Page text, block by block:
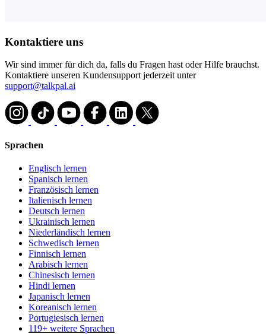
Kontaktiere uns
Wir sind immer für dich da, falls du Fragen hast oder Hilfe brauchst.
Kontaktiere unseren Kundensupport jederzeit unter
support@talkpal.ai
Sprachen
Englisch lernen
Spanisch lernen
Französisch lernen
Italienisch lernen
Deutsch lernen
Ukrainisch lernen
Niederländisch lernen
Schwedisch lernen
Finnisch lernen
Arabisch lernen
Chinesisch lernen
Hindi lernen
Japanisch lernen
Koreanisch lernen
Portugiesisch lernen
119+ weitere Sprachen